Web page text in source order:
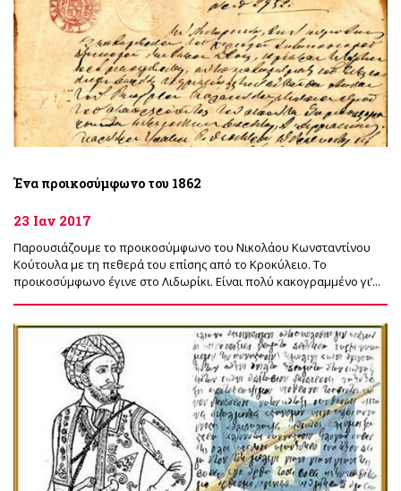
Ένα προικοσύμφωνο του 1862
23 Ιαν 2017
Παρουσιάζουμε το προικοσύμφωνο του Νικολάου Κωνσταντίνου
Κούτουλα με τη πεθερά του επίσης από το Κροκύλειο. Το
προικοσύμφωνο έγινε στο Λιδωρίκι. Είναι πολύ κακογραμμένο γι’...